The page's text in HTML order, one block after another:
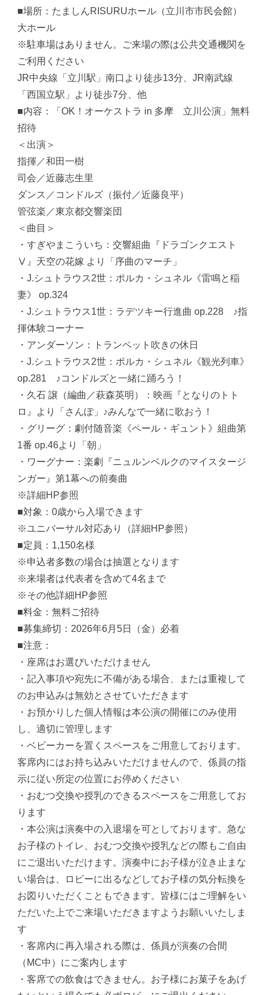
■場所：たましんRISURUホール（立川市市民会館）
大ホール
※駐車場はありません。ご来場の際は公共交通機関を
ご利用ください
JR中央線「立川駅」南口より徒歩13分、JR南武線
「西国立駅」より徒歩7分、他
■内容：「OK！オーケストラ in 多摩 立川公演」無料
招待
＜出演＞
指揮／和田一樹
司会／近藤志生里
ダンス／コンドルズ（振付／近藤良平）
管弦楽／東京都交響楽団
＜曲目＞
・すぎやまこういち：交響組曲『ドラゴンクエスト
Ⅴ』天空の花嫁 より「序曲のマーチ」
・J.シュトラウス2世：ポルカ・シュネル《雷鳴と稲
妻》 op.324
・J.シュトラウス1世：ラデツキー行進曲 op.228 ♪指
揮体験コーナー
・アンダーソン：トランペット吹きの休日
・J.シュトラウス2世：ポルカ・シュネル《観光列車》
op.281 ♪コンドルズと一緒に踊ろう！
・久石 譲（編曲／萩森英明）：映画『となりのトト
ロ』より「さんぽ」♪みんなで一緒に歌おう！
・グリーグ：劇付随音楽《ペール・ギュント》組曲第
1番 op.46より「朝」
・ワーグナー：楽劇『ニュルンベルクのマイスタージ
ンガー』第1幕への前奏曲
※詳細HP参照
■対象：0歳から入場できます
※ユニバーサル対応あり（詳細HP参照）
■定員：1,150名様
※申込者多数の場合は抽選となります
※来場者は代表者を含めて4名まで
※その他詳細HP参照
■料金：無料ご招待
■募集締切：2026年6月5日（金）必着
■注意：
・座席はお選びいただけません
・記入事項や宛先に不備がある場合、または重複して
のお申込みは無効とさせていただきます
・お預かりした個人情報は本公演の開催にのみ使用
し、適切に管理します
・ベビーカーを置くスペースをご用意しております。
客席内にはお持ち込みいただけませんので、係員の指
⽰に従い所定の位置にお停めください
・おむつ交換や授乳のできるスペースをご用意してお
ります
・本公演は演奏中の⼊退場を可としております。急な
お⼦様のトイレ、おむつ交換や授乳などの際もご⾃由
にご退出いただけます。演奏中にお⼦様が泣き止まな
い場合は、ロビーに出るなどしてお⼦様の気分転換を
お図りいただくこともできます。皆様にはご理解をい
ただいた上でご来場いただきますようお願いいたしま
す
・客席内に再入場される際は、係員が演奏の合間
（MC中）にご案内します
・客席での飲食はできません。お子様にお菓子をあげ